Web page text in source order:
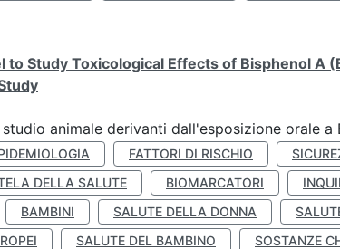
Study Toxicological Effects of Bisphenol A
animale derivanti dall'esposizione orale a
FATTORI DI RISCHIO
DELLA SALUTE BIOMARCATORI
BAMBINI SALUTE DELLA DONNA
SALUTE DEL BAMBINO
SOSTANZE